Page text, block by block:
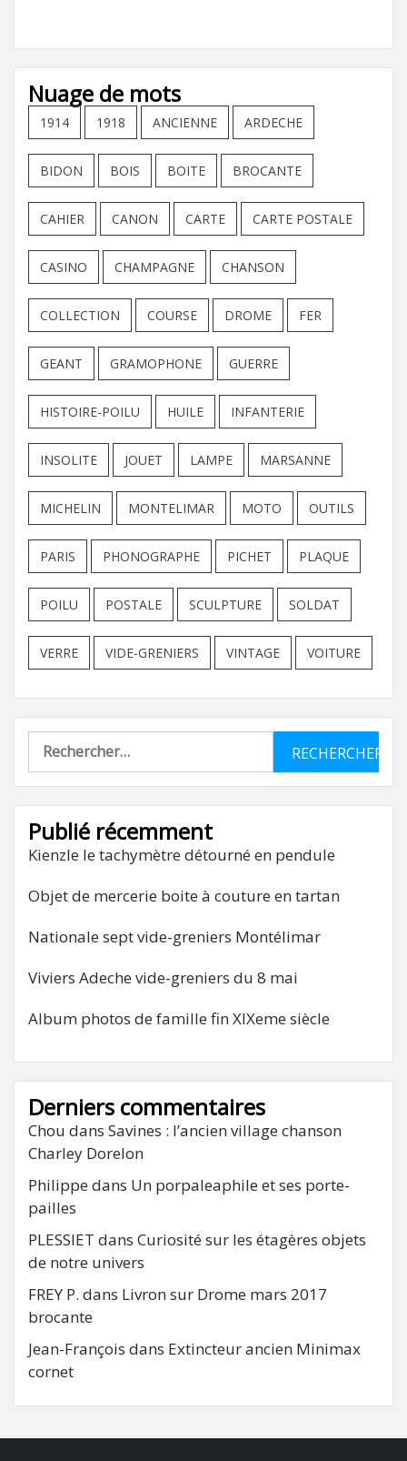
Nuage de mots
1914 1918 ANCIENNE ARDECHE
BIDON BOIS BOITE BROCANTE
CAHIER CANON CARTE CARTE POSTALE
CASINO CHAMPAGNE CHANSON
COLLECTION COURSE DROME FER
GEANT GRAMOPHONE GUERRE
HISTOIRE-POILU HUILE INFANTERIE
INSOLITE JOUET LAMPE MARSANNE
MICHELIN MONTELIMAR MOTO OUTILS
PARIS PHONOGRAPHE PICHET PLAQUE
POILU POSTALE SCULPTURE SOLDAT
VERRE VIDE-GRENIERS VINTAGE VOITURE
Rechercher :
Publié récemment
Kienzle le tachymètre détourné en pendule
Objet de mercerie boite à couture en tartan
Nationale sept vide-greniers Montélimar
Viviers Adeche vide-greniers du 8 mai
Album photos de famille fin XIXeme siècle
Derniers commentaires
Chou dans Savines : l’ancien village chanson
Charley Dorelon
Philippe dans Un porpaleaphile et ses porte-
pailles
PLESSIET dans Curiosité sur les étagères objets
de notre univers
FREY P. dans Livron sur Drome mars 2017
brocante
Jean-François dans Extincteur ancien Minimax
cornet